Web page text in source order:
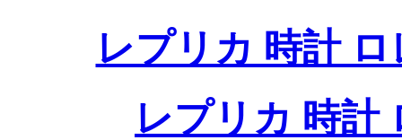
レプリカ 時計
レプリカ 時計